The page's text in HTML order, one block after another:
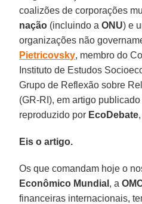
coalizões de corporações
nação (incluindo aONU) e
organizações não
Pietricovsky, membro do
Instituto de Estudos
Grupo de Reflexão sobre
(GR-RI), em artigo
reproduzido por EcoDebate
Eis o artigo.
Os que comandam hoje o
Econômico Mundial , a
financeiras internacionais,